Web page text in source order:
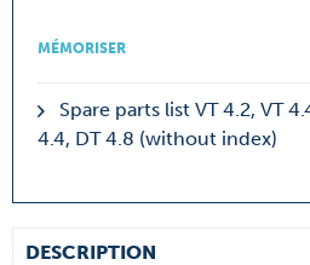
MÉMORISER
Spare parts list VT 4.2, VT
4.4, DT 4.8 (without index)
DESCRIPTION